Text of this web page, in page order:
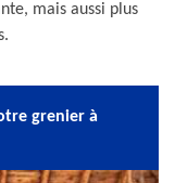
mais aussi plus
grenier à